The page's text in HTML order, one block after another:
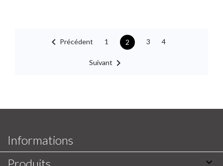
 Précédent 1 2 3 4
Suivant 
Informations
